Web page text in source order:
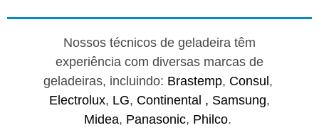
Nossos técnicos de geladeira têm
experiência com diversas marcas de
geladeiras, incluindo: Brastemp, Consul ,
Electrolux, LG, Continental , Samsung,
Midea, Panasonic, Philco.